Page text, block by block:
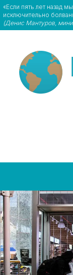
«Если пять лет назад
исключительно
(Денис Мантуров,